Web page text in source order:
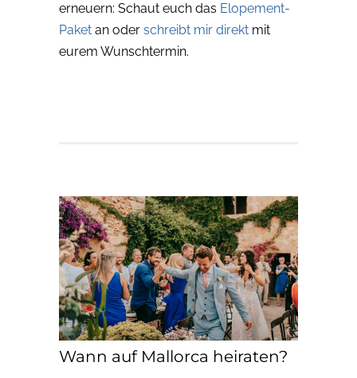
erneuern: Schaut euch das Elopement-
Paket an oder schreibt mir direkt mit
eurem Wunschtermin.
Wann auf Mallorca heiraten?